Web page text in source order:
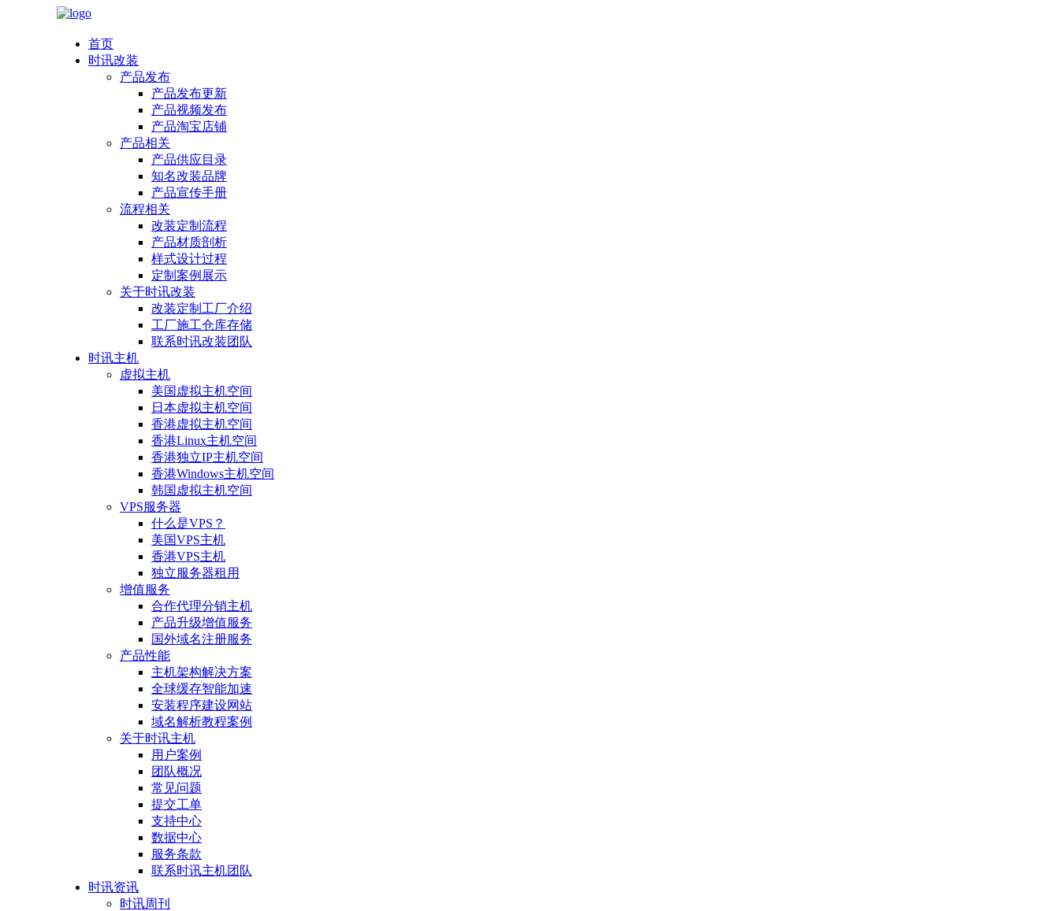
首页
时讯改装
产品发布
产品发布更新
产品视频发布
产品淘宝店铺
产品相关
产品供应目录
知名改装品牌
产品宣传手册
流程相关
改装定制流程
产品材质剖析
样式设计过程
定制案例展示
关于时讯改装
改装定制工厂介绍
工厂施工仓库存储
联系时讯改装团队
时讯主机
虚拟主机
美国虚拟主机空间
日本虚拟主机空间
香港虚拟主机空间
香港Linux主机空间
香港独立IP主机空间
香港Windows主机空间
韩国虚拟主机空间
VPS服务器
什么是VPS？
美国VPS主机
香港VPS主机
独立服务器租用
增值服务
合作代理分销主机
产品升级增值服务
国外域名注册服务
产品性能
主机架构解决方案
全球缓存智能加速
安装程序建设网站
域名解析教程案例
关于时讯主机
用户案例
团队概况
常见问题
提交工单
支持中心
数据中心
服务条款
联系时讯主机团队
时讯资讯
时讯周刊